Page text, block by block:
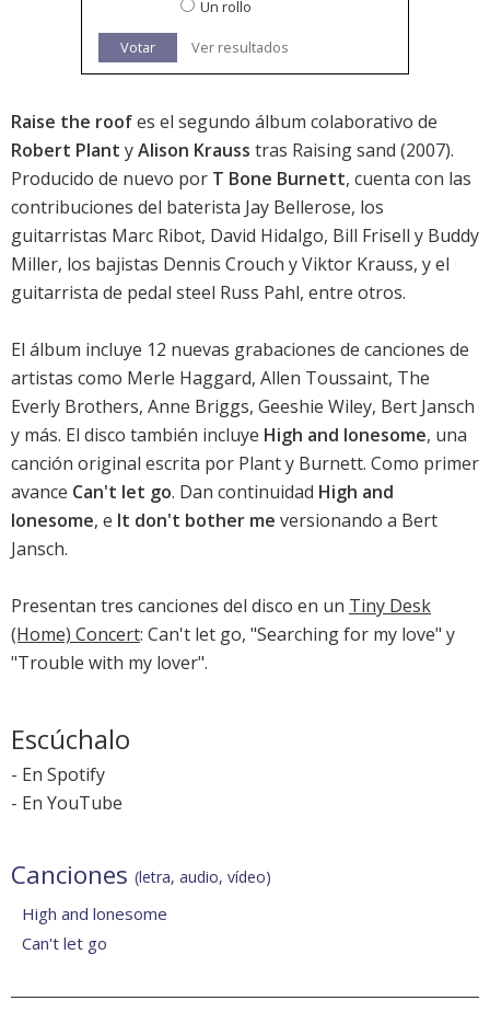
Un rollo
Votar Ver resultados
Raise the roofes el segundo álbum colaborativo de
Robert Plant yAlison Krauss tras Raising sand (2007).
Producido de nuevo por T Bone Burnett, cuenta con las
contribuciones del baterista Jay Bellerose, los
guitarristas Marc Ribot, David Hidalgo, Bill Frisell y Buddy
Miller, los bajistas Dennis Crouch y Viktor Krauss, y el
guitarrista de pedal steel Russ Pahl, entre otros.
El álbum incluye 12 nuevas grabaciones de canciones de
artistas como Merle Haggard, Allen Toussaint, The
Everly Brothers, Anne Briggs, Geeshie Wiley, Bert Jansch
y más. El disco también incluye High and lonesome, una
canción original escrita por Plant y Burnett. Como primer
avance Can't let go. Dan continuidad High and
lonesome, e It don't bother me versionando a Bert
Jansch.
Presentan tres canciones del disco en un Tiny Desk
(Home) Concert: Can't let go, "Searching for my love" y
"Trouble with my lover".
Escúchalo
- En Spotify
- En YouTube
Canciones (letra, audio, vídeo)
High and lonesome
Can't let go